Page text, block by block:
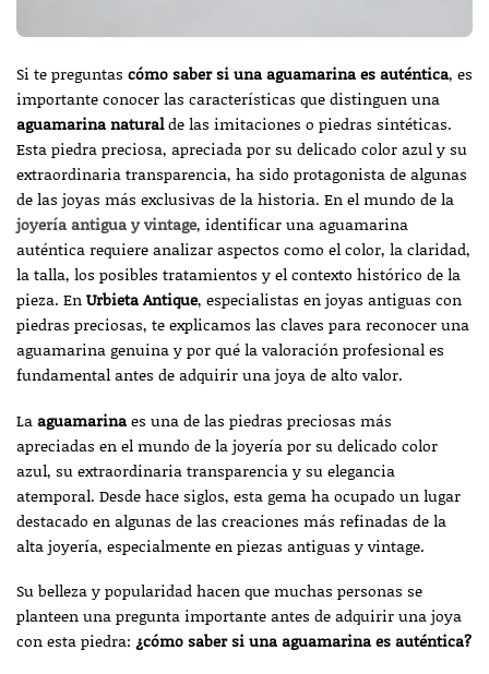
Si te preguntas cómo saber si una aguamarina es auténtica, es
importante conocer las características que distinguen una
aguamarina naturalde las imitaciones o piedras sintéticas.
Esta piedra preciosa, apreciada por su delicado color azul y su
extraordinaria transparencia, ha sido protagonista de algunas
de las joyas más exclusivas de la historia. En el mundo de la
joyería antigua y vintage, identificar una aguamarina
auténtica requiere analizar aspectos como el color, la claridad,
la talla, los posibles tratamientos y el contexto histórico de la
pieza. EnUrbieta Antique, especialistas en joyas antiguas con
piedras preciosas, te explicamos las claves para reconocer una
aguamarina genuina y por qué la valoración profesional es
fundamental antes de adquirir una joya de alto valor.
Laaguamarinaes una de las piedras preciosas más
apreciadas en el mundo de la joyería por su delicado color
azul, su extraordinaria transparencia y su elegancia
atemporal. Desde hace siglos, esta gema ha ocupado un lugar
destacado en algunas de las creaciones más refinadas de la
alta joyería, especialmente en piezas antiguas y vintage.
Su belleza y popularidad hacen que muchas personas se
planteen una pregunta importante antes de adquirir una joya
con esta piedra: ¿cómo saber si una aguamarina es auténtica?